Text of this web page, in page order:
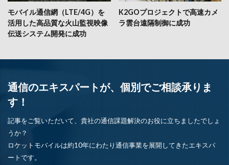
モバイル通信網（LTE/4G）を
活用した高品質な火山監視映像
伝送システム開発に成功
K2GOプロジェクトで高速カメ
ラ雲台遠隔制御に成功
通信のエキスパートが、個別でご相談承りま
す！
記事をご覧いただいて、貴社の通信課題解決のお役に立ちましたでしょ
うか？
ロケットモバイルは約10年にわたり通信事業を展開してきたエキスパ
ートです。